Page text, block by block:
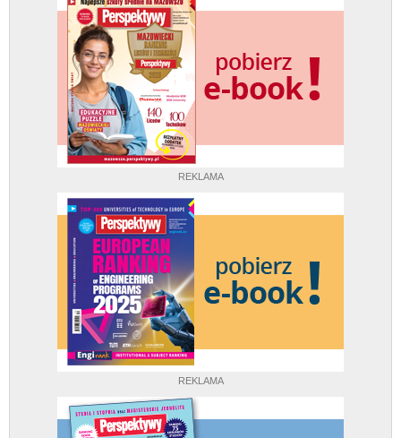
REKLAMA
REKLAMA